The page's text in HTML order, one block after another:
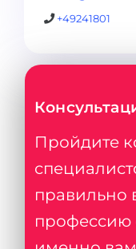
+49241801
Пройдите
правильно
профессию